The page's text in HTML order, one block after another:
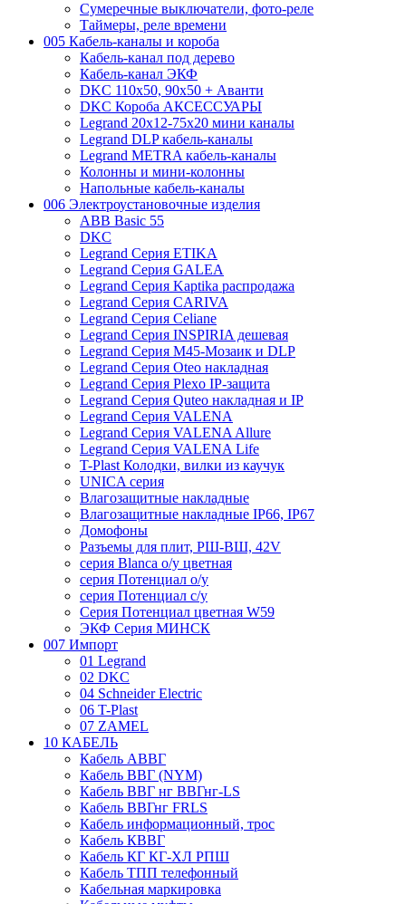
Сумеречные выключатели, фото-реле
Таймеры, реле времени
005 Кабель-каналы и короба
Кабель-канал под дерево
Кабель-канал ЭКФ
DKC 110х50, 90х50 + Аванти
DKC Короба АКСЕССУАРЫ
Legrand 20х12-75х20 мини каналы
Legrand DLP кабель-каналы
Legrand METRA кабель-каналы
Колонны и мини-колонны
Напольные кабель-каналы
006 Электроустановочные изделия
ABB Basic 55
DKC
Legrand Серия ETIKA
Legrand Серия GALEA
Legrand Серия Kaptika распродажа
Legrand Серия CARIVA
Legrand Серия Celiane
Legrand Серия INSPIRIA дешевая
Legrand Серия M45-Мозаик и DLP
Legrand Серия Oteo накладная
Legrand Серия Plexo IP-защита
Legrand Серия Quteo накладная и IP
Legrand Серия VALENA
Legrand Серия VALENA Allure
Legrand Серия VALENA Life
T-Plast Колодки, вилки из каучук
UNICA серия
Влагозащитные накладные
Влагозащитные накладные IP66, IP67
Домофоны
Разъемы для плит, РШ-ВШ, 42V
серия Blanca о/у цветная
серия Потенциал о/у
серия Потенциал с/у
Серия Потенциал цветная W59
ЭКФ Серия МИНСК
007 Импорт
01 Legrand
02 DKC
04 Schneider Electric
06 T-Plast
07 ZAMEL
10 КАБЕЛЬ
Кабель АВВГ
Кабель ВВГ (NYM)
Кабель ВВГ нг ВВГнг-LS
Кабель ВВГнг FRLS
Кабель информационный, трос
Кабель КВВГ
Кабель КГ КГ-ХЛ РПШ
Кабель ТПП телефонный
Кабельная маркировка